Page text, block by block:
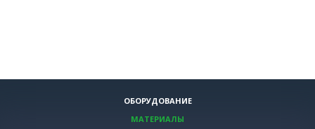
ОБОРУДОВАНИЕ
МАТЕРИАЛЫ